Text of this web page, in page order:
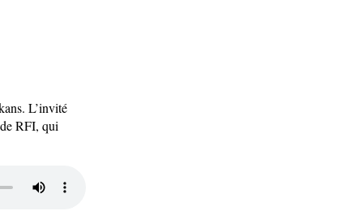
L’invité
RFI, qui